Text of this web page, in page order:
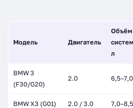
Модель Двигатель
Объём
л
BMW 3
(F30/G20)
2.0 6,5–7,0
BMW X3 (G01) 2.0 / 3.0 7,0–8,5